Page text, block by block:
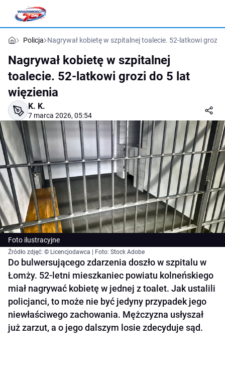
Policja Nagrywał kobietę w szpitalnej toalecie. 52-latkowi grozi
Nagrywał kobietę w szpitalnej
toalecie. 52-latkowi grozi do 5 lat
więzienia
K. K.
7 marca 2026, 05:54
Foto ilustracyjne
Źródło zdjęć: © Licencjodawca | Foto: Stock Adobe
Do bulwersującego zdarzenia doszło w szpitalu w
Łomży. 52-letni mieszkaniec powiatu kolneńskiego
miał nagrywać kobietę w jednej z toalet. Jak ustalili
policjanci, to może nie być jedyny przypadek jego
niewłaściwego zachowania. Mężczyzna usłyszał
już zarzut, a o jego dalszym losie zdecyduje sąd.